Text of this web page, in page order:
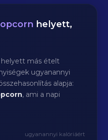
helyett,
helyett más ételt
ugyanannyi
alapja:
, ami a napi
ugyanannyi kalóriáért